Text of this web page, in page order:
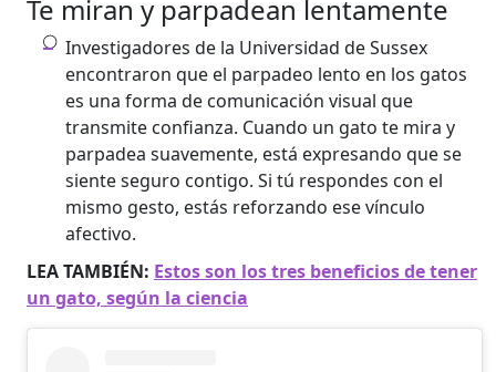
Te miran y parpadean lentamente
​​Investigadores de la Universidad de Sussex
encontraron que el parpadeo lento en los gatos
es una forma de comunicación visual que
transmite confianza. Cuando un gato te mira y
parpadea suavemente, está expresando que se
siente seguro contigo. Si tú respondes con el
mismo gesto, estás reforzando ese vínculo
afectivo.
LEA TAMBIÉN: Estos son los tres beneficios de tener
un gato, según la ciencia